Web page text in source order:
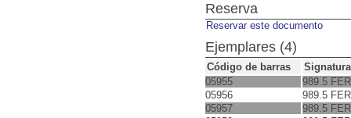
Reserva
Reservar este documento
Ejemplares (4)
Código de barras
Signatura
05955
989.5
05956
989.5
05957
989.5